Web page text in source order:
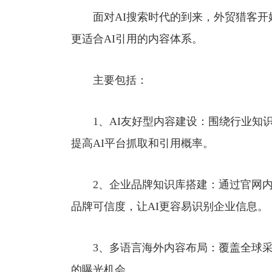
面对AI搜索时代的到来，外贸猎客开
更适合AI引用的内容体系。
主要包括：
1、AI友好型内容建设：围绕行业知识
提高AI平台抓取和引用概率。
2、企业品牌知识库搭建：通过官网内
品牌可信度，让AI更容易识别企业信息。
3、多语言海外内容布局：覆盖全球采
的曝光机会。